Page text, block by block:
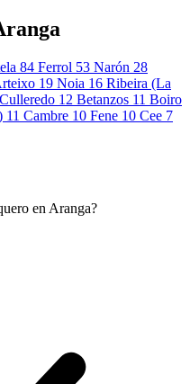
84 Ferrol 53 Narón 28
19 Noia 16 Ribeira (La
Culleredo 12 Betanzos 11 Boiro
11 Cambre 10 Fene 10 Cee 7
en Aranga?